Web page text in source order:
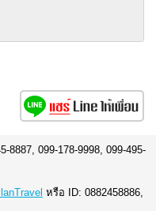
8887, 099-178-9998, 099-495-
หรือ ID: 0882458886,